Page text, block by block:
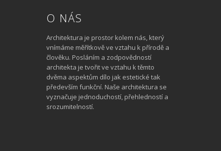
O NÁS
Architektura je prostor kolem nás, který
vnímáme měřítkově ve vztahu k přírodě a
člověku. Posláním a zodpovědností
architekta je tvořit ve vztahu k těmto
dvěma aspektům dílo jak estetické tak
především funkční. Naše architektura se
vyznačuje jednoduchostí, přehledností a
srozumitelností.